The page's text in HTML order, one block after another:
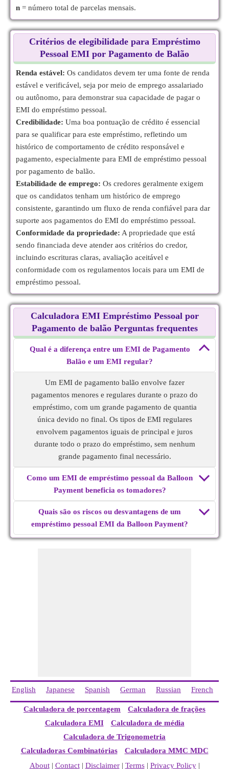
n = número total de parcelas mensais.
Critérios de elegibilidade para Empréstimo
Pessoal EMI por Pagamento de Balão
Renda estável: Os candidatos devem ter uma fonte de renda
estável e verificável, seja por meio de emprego assalariado
ou autônomo, para demonstrar sua capacidade de pagar o
EMI do empréstimo pessoal.
Credibilidade: Uma boa pontuação de crédito é essencial
para se qualificar para este empréstimo, refletindo um
histórico de comportamento de crédito responsável e
pagamento, especialmente para EMI de empréstimo pessoal
por pagamento de balão.
Estabilidade de emprego: Os credores geralmente exigem
que os candidatos tenham um histórico de emprego
consistente, garantindo um fluxo de renda confiável para dar
suporte aos pagamentos do EMI do empréstimo pessoal.
Conformidade da propriedade: A propriedade que está
sendo financiada deve atender aos critérios do credor,
incluindo escrituras claras, avaliação aceitável e
conformidade com os regulamentos locais para um EMI de
empréstimo pessoal.
Calculadora EMI Empréstimo Pessoal por
Pagamento de balão Perguntas frequentes
Qual é a diferença entre um EMI de Pagamento
Balão e um EMI regular?
Um EMI de pagamento balão envolve fazer
pagamentos menores e regulares durante o prazo do
empréstimo, com um grande pagamento de quantia
única devido no final. Os tipos de EMI regulares
envolvem pagamentos iguais de principal e juros
durante todo o prazo do empréstimo, sem nenhum
grande pagamento final necessário.
Como um EMI de empréstimo pessoal da Balloon
Payment beneficia os tomadores?
Quais são os riscos ou desvantagens de um
empréstimo pessoal EMI da Balloon Payment?
English Japanese Spanish German Russian French
Calculadora de porcentagem
Calculadora de frações
Calculadora EMI
Calculadora de média
Calculadora de Trigonometria
Calculadoras Combinatórias
Calculadora MMC MDC
About| Contact| Disclaimer| Terms| Privacy Policy|